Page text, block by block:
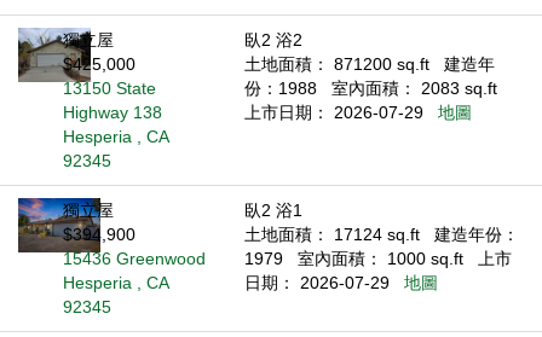
獨立屋
$425,000
13150 State
Highway 138
Hesperia , CA
92345
臥2 浴2
土地面積： 871200 sq.ft
建造年
份：1988
室內面積： 2083 sq.ft
上市日期： 2026-07-29
地圖
獨立屋
$394,900
15436 Greenwood
Hesperia , CA
92345
臥2 浴1
土地面積： 17124 sq.ft
建造年份：
1979
室內面積： 1000 sq.ft
上市
日期： 2026-07-29
地圖